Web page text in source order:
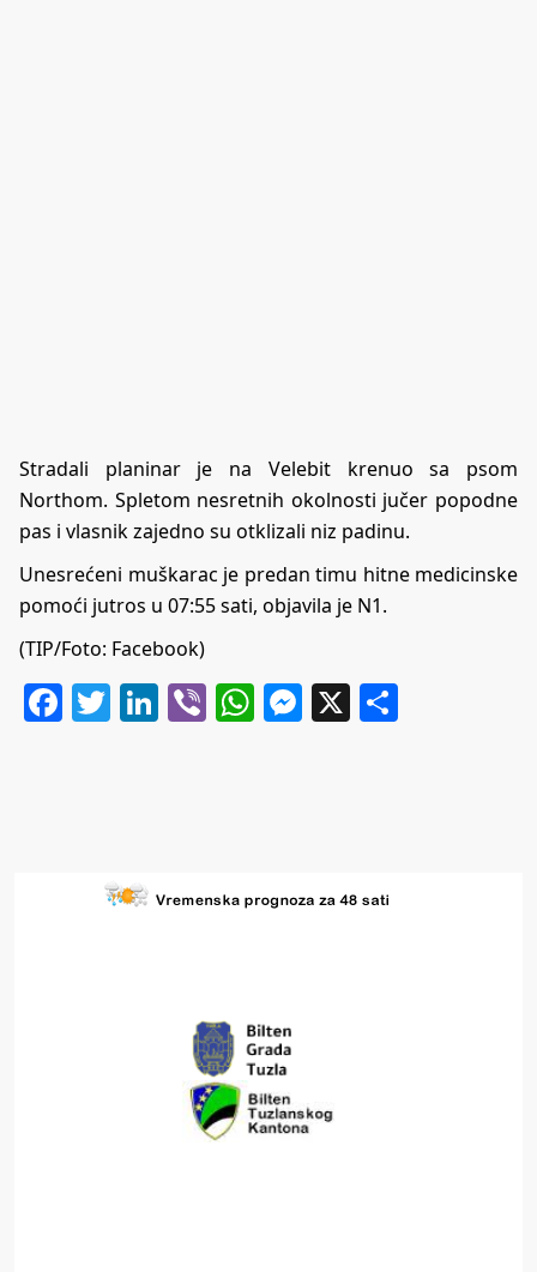
Stradali planinar je na Velebit krenuo sa psom
Northom. Spletom nesretnih okolnosti jučer popodne
pas i vlasnik zajedno su otklizali niz padinu.
Unesrećeni muškarac je predan timu hitne medicinske
pomoći jutros u 07:55 sati, objavila je N1.
(TIP/Foto: Facebook)
Facebook
Twitter
LinkedIn
ViberWhatsApp
Messenger
X